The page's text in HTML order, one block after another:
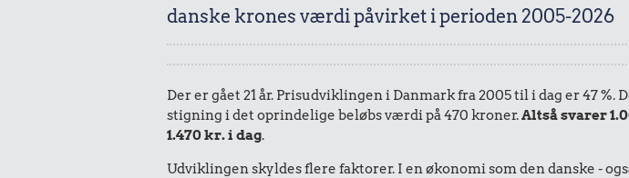
danske krones værdi påvirket i perioden 2005-2026
Der er gået 21 år. Prisudviklingen i Danmark fra 2005 til i dag er 47 %.
stigning i det oprindelige beløbs værdi på 470 kroner.Altså svarer
1.470 kr. i dag.
Udviklingen skyldes flere faktorer. I en økonomi som den danske -